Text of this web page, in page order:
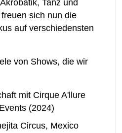
Tanz und
sich nun die
auf verschiedensten
von Shows, die wir
mit Cirque A'llure
(2024)
Circus, Mexico